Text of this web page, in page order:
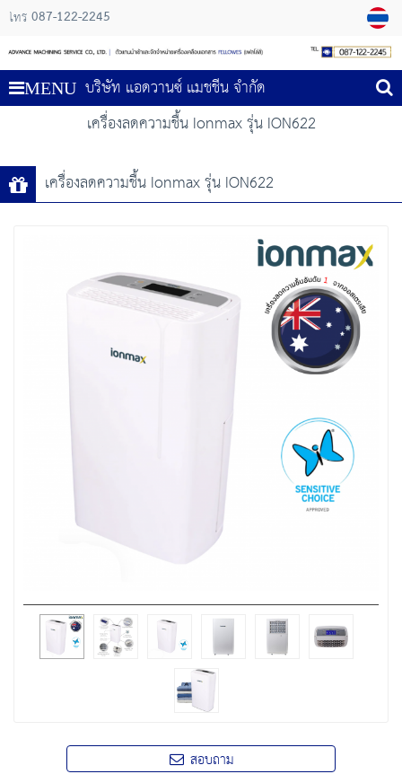
โทร 087-122-2245
MENU บริษัท แอดวานซ์ แมชชีน จำกัด
เครื่องลดความชื้น Ionmax รุ่น ION622
เครื่องลดความชื้น Ionmax รุ่น ION622
สอบถาม